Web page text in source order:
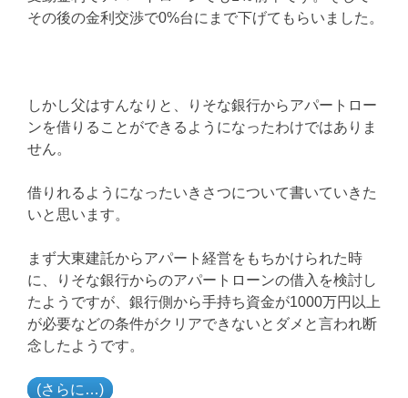
その後の金利交渉で0%台にまで下げてもらいました。
しかし父はすんなりと、りそな銀行からアパートロー
ンを借りることができるようになったわけではありま
せん。
借りれるようになったいきさつについて書いていきた
いと思います。
まず大東建託からアパート経営をもちかけられた時
に、りそな銀行からのアパートローンの借入を検討し
たようですが、銀行側から手持ち資金が1000万円以上
が必要などの条件がクリアできないとダメと言われ断
念したようです。
(さらに…)